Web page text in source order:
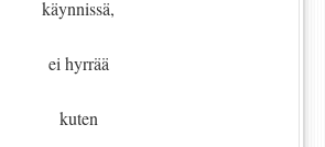
käynnissä,
ei hyrrää
kuten